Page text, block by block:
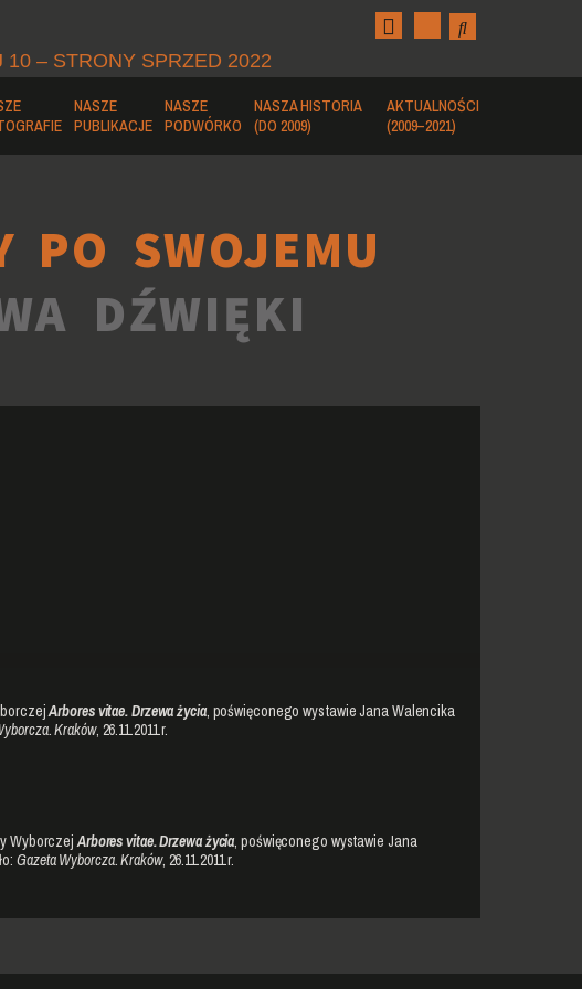
– STRONY SPRZED 2022
NASZE
PUBLIKACJE
NASZE
PODWÓRKO
NASZA HISTORIA
(DO 2009)
AKTUALNOŚCI
(2009–2021)
PO SWOJEMU
DŹWIĘKI
Arbores vitae. Drzewa życia, poświęconego wystawie Jana Walencika
Kraków, 26.11.2011 r.
Wyborczej Arbores vitae. Drzewa życia, poświęconego wystawie Jana
Gazeta Wyborcza. Kraków, 26.11.2011 r.